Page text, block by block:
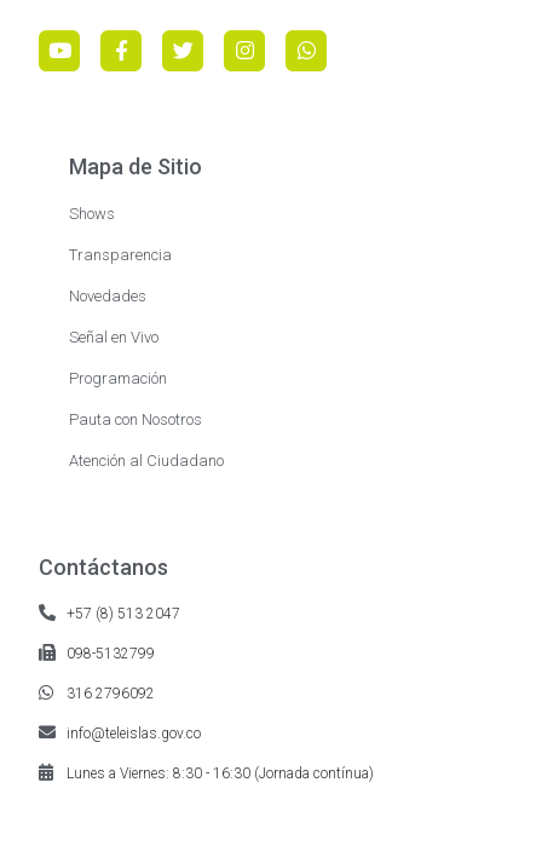
Mapa de Sitio
Shows
Transparencia
Novedades
Señal en Vivo
Programación
Pauta con Nosotros
Atención al Ciudadano
Contáctanos
+57 (8) 513 2047
098-5132799
316 2796092
info@teleislas.gov.co
Lunes a Viernes: 8:30 - 16:30 (Jornada contínua)